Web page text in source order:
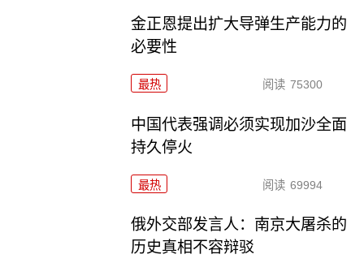
金正恩提出扩大导弹生产能力的
必要性
最热 阅读 75300
中国代表强调必须实现加沙全面
持久停火
最热 阅读 69994
俄外交部发言人：南京大屠杀的
历史真相不容辩驳